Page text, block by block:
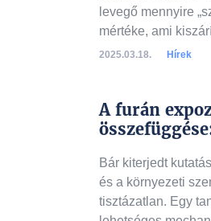
levegő mennyire
mértéke, ami
2025.03.18. Hírek
A furán
Bár kiterjedt
és a környezeti
tisztázatlan. Egy